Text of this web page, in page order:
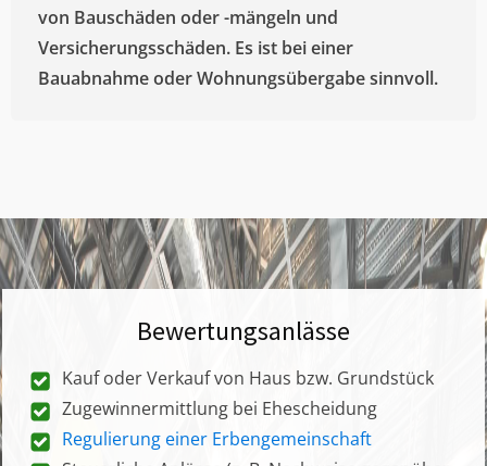
von Bauschäden oder -mängeln und
Versicherungsschäden. Es ist bei einer
Bauabnahme oder Wohnungsübergabe sinnvoll.
Bewertungsanlässe
Kauf oder Verkauf von Haus bzw. Grundstück
Zugewinnermittlung bei Ehescheidung
Regulierung einer Erbengemeinschaft